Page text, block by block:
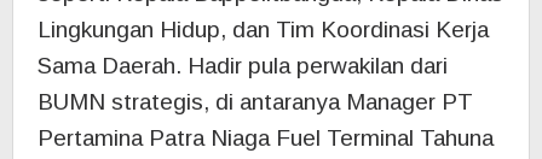
Lingkungan Hidup, dan Tim Koordinasi Kerja
Sama Daerah. Hadir pula perwakilan dari
BUMN strategis, di antaranya Manager PT
Pertamina Patra Niaga Fuel Terminal Tahuna